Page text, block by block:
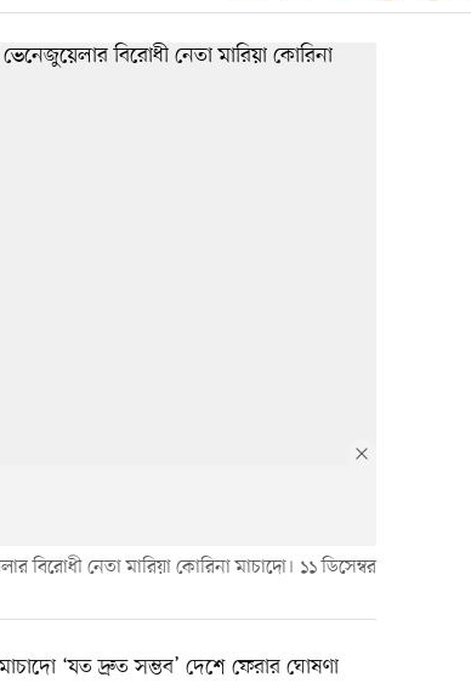
বিরোধী নেতা মারিয়া কোরিনা মাচাদো। ১১ ডিসেম্বর
‘যত দ্রুত সম্ভব’ দেশে ফেরার ঘোষণা